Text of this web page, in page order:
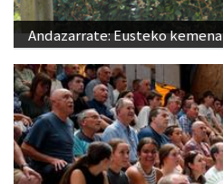
Andazarrate: Eusteko kemena